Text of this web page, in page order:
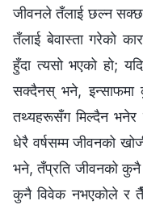
जीवनले तँलाई छल्‍न
तँलाई बेवास्ता गरेको
हुँदा त्यसो भएको हो;
सक्दैनस्‌ भने, इन्साफमा
तथ्यहरूसँग मिल्दैन भनेर
धेरै वर्षसम्‍म जीवनको
भने, तँप्रति जीवनको
कुनै विवेक नभएकोले र